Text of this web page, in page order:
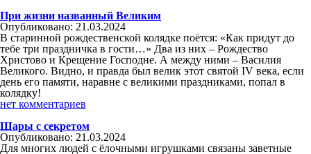
При жизни названный Великим
Опубликовано: 21.03.2024
В старинной рождественской колядке поётся: «Как придут до
тебе три праздничка в гости…» Два из них – Рождество
Христово и Крещение Господне. А между ними – Василия
Великого. Видно, и правда был велик этот святой IV века, если
день его памяти, наравне с великими праздниками, попал в
колядку!
нет комментариев
Шары с секретом
Опубликовано: 21.03.2024
Для многих людей с ёлочными игрушками связаны заветные